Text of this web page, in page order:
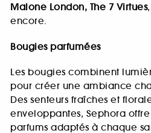
Malone London, The 7 Virtues
encore.
Bougies parfumées
Les bougies combinent
pour créer une ambiance
Des senteurs fraîches et
enveloppantes, Sephora
parfums adaptés à chaque